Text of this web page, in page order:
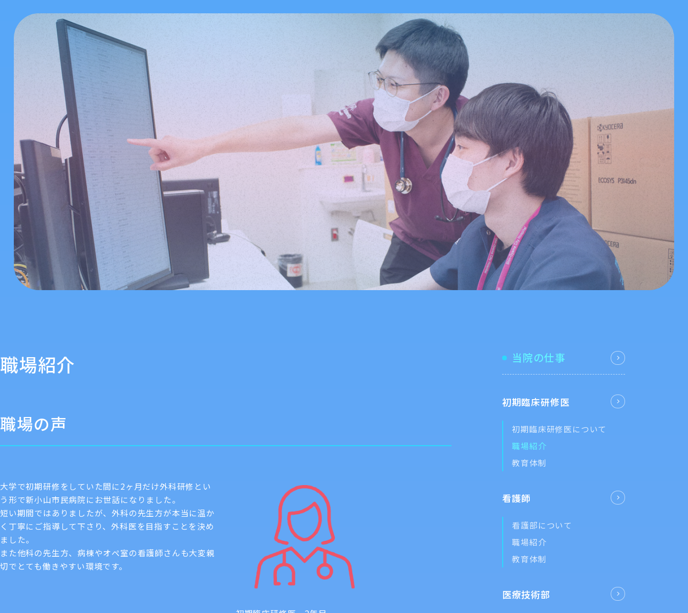
職場紹介
職場の声
大学で初期研修をしていた間に2ヶ月だけ外科研修とい
う形で新小山市民病院にお世話になりました。
短い期間ではありましたが、外科の先生方が本当に温か
く丁寧にご指導して下さり、外科医を目指すことを決め
ました。
また他科の先生方、病棟やオペ室の看護師さんも大変親
切でとても働きやすい環境です。
当院の仕事
初期臨床研修医
初期臨床研修医について
職場紹介
教育体制
看護師
看護部について
職場紹介
教育体制
医療技術部